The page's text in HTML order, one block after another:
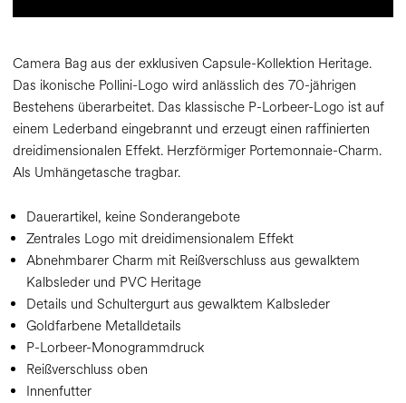
Camera Bag aus der exklusiven Capsule-Kollektion Heritage.
Das ikonische Pollini-Logo wird anlässlich des 70-jährigen
Bestehens überarbeitet. Das klassische P-Lorbeer-Logo ist auf
einem Lederband eingebrannt und erzeugt einen raffinierten
dreidimensionalen Effekt. Herzförmiger Portemonnaie-Charm.
Als Umhängetasche tragbar.
Dauerartikel, keine Sonderangebote
Zentrales Logo mit dreidimensionalem Effekt
Abnehmbarer Charm mit Reißverschluss aus gewalktem
Kalbsleder und PVC Heritage
Details und Schultergurt aus gewalktem Kalbsleder
Goldfarbene Metalldetails
P-Lorbeer-Monogrammdruck
Reißverschluss oben
Innenfutter